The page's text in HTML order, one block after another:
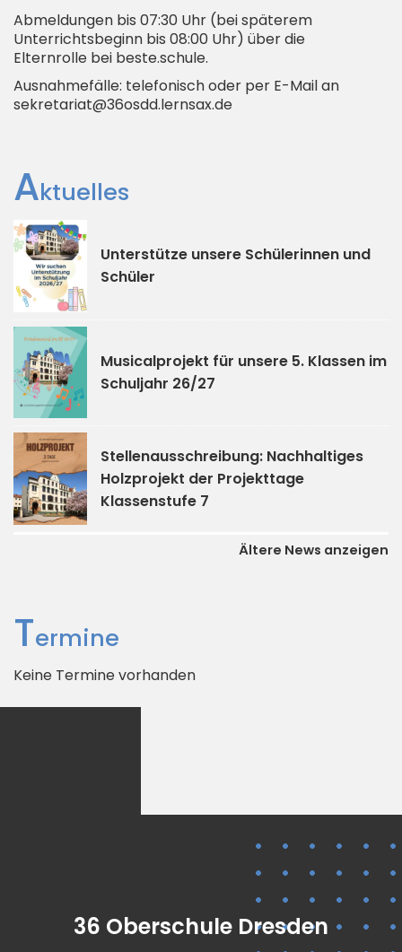
Abmeldungen bis 07:30 Uhr (bei späterem
Unterrichtsbeginn bis 08:00 Uhr) über die
Elternrolle bei beste.schule.
Ausnahmefälle: telefonisch oder per E-Mail an
sekretariat@36osdd.lernsax.de
Aktuelles
Unterstütze unsere Schülerinnen und
Schüler
Musicalprojekt für unsere 5. Klassen im
Schuljahr 26/27
Stellenausschreibung: Nachhaltiges
Holzprojekt der Projekttage
Klassenstufe 7
Ältere News anzeigen
Termine
Keine Termine vorhanden
36 Oberschule Dresden
kooperativ
vielfältig